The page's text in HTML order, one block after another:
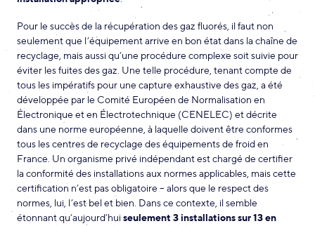
Pour le succès de la récupération des gaz fluorés, il faut non
seulement que l’équipement arrive en bon état dans la chaîne de
recyclage, mais aussi qu’une procédure complexe soit suivie pour
éviter les fuites des gaz. Une telle procédure, tenant compte de
tous les impératifs pour une capture exhaustive des gaz, a été
développée par le Comité Européen de Normalisation en
Électronique et en Électrotechnique (CENELEC) et décrite
dans une norme européenne, à laquelle doivent être conformes
tous les centres de recyclage des équipements de froid en
France. Un organisme privé indépendant est chargé de certifier
la conformité des installations aux normes applicables, mais cette
certification n’est pas obligatoire – alors que le respect des
normes, lui, l’est bel et bien. Dans ce contexte, il semble
étonnant qu’aujourd’hui seulement 3 installations sur 13 en